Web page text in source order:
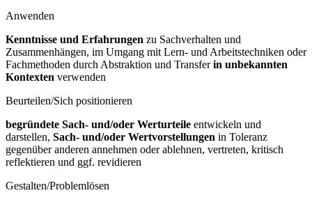
Anwenden
Kenntnisse und Erfahrungen zu Sachverhalten und
Zusammenhängen, im Umgang mit Lern- und Arbeitstechniken oder
Fachmethoden durch Abstraktion und Transferin unbekannten
Kontexten verwenden
Beurteilen/Sich positionieren
begründete Sach- und/oder Werturteile entwickeln und
darstellen, Sach- und/oder Wertvorstellungen in Toleranz
gegenüber anderen annehmen oder ablehnen, vertreten, kritisch
reflektieren und ggf. revidieren
Gestalten/Problemlösen